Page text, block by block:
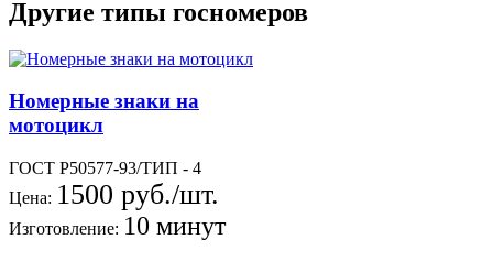
Другие типы госномеров
Номерные знаки на
мотоцикл
ГОСТ Р50577-93/ТИП - 4
Цена: 1500 руб./шт.
Изготовление: 10 минут